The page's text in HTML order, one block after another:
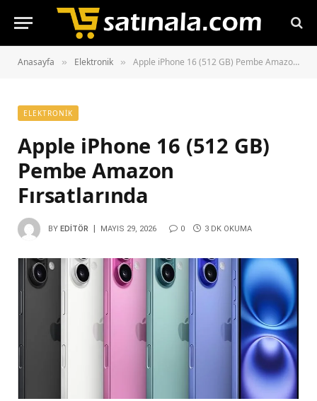
Anasayfa » Elektronik » Apple iPhone 16 (512 GB) Pembe Amazon Fırsatlarında
ELEKTRONIK
Apple iPhone 16 (512 GB)
Pembe Amazon
Fırsatlarında
BY EDITÖR MAYIS 29, 2026 0 3 DK OKUMA